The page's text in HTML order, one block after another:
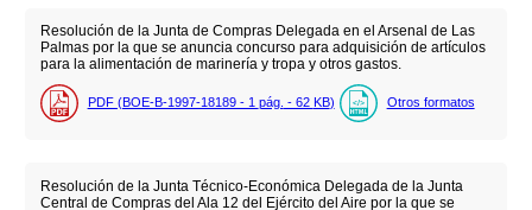
Resolución de la Junta de Compras Delegada en el Arsenal de Las
Palmas por la que se anuncia concurso para adquisición de artículos
para la alimentación de marinería y tropa y otros gastos.
PDF (BOE-B-1997-18189 - 1 pág. - 62 KB) Otros formatos
Resolución de la Junta Técnico-Económica Delegada de la Junta
Central de Compras del Ala 12 del Ejército del Aire por la que se